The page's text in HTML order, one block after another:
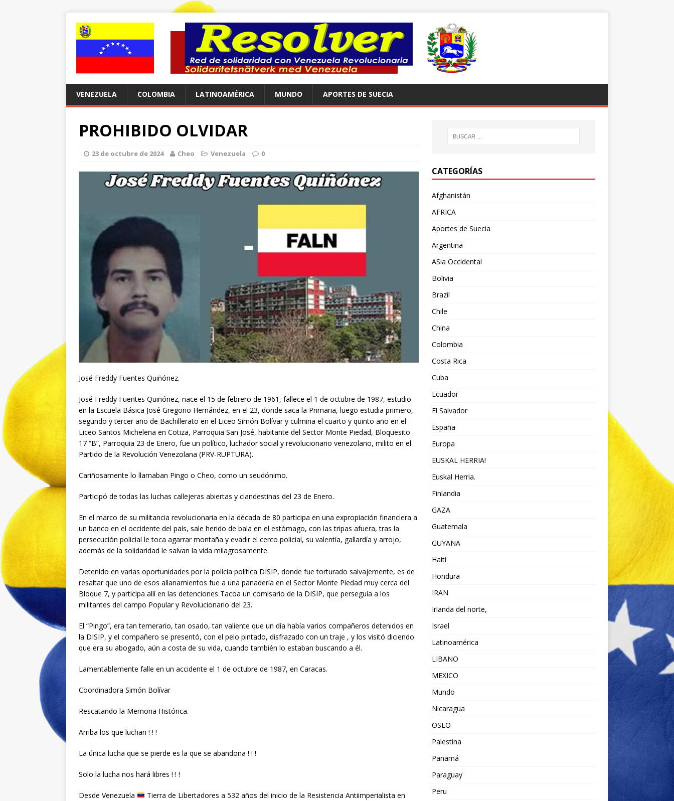
VENEZUELA COLOMBIA LATINOAMÉRICA MUNDO APORTES DE SUECIA
PROHIBIDO OLVIDAR
23 de octubre de 2024 Cheo Venezuela 0
José Freddy Fuentes Quiñónez.
José Freddy Fuentes Quiñónez, nace el 15 de febrero de 1961, fallece el 1 de octubre de 1987, estudio
en la Escuela Básica José Gregorio Hernández, en el 23, donde saca la Primaria, luego estudia primero,
segundo y tercer año de Bachillerato en el Liceo Simón Bolívar y culmina el cuarto y quinto año en el
Liceo Santos Michelena en Cotiza, Parroquia San José, habitante del Sector Monte Piedad, Bloquesito
17 “B”, Parroquia 23 de Enero, fue un político, luchador social y revolucionario venezolano, milito en el
Partido de la Revolución Venezolana (PRV-RUPTURA).
Cariñosamente lo llamaban Pingo o Cheo, como un seudónimo.
Participó de todas las luchas callejeras abiertas y clandestinas del 23 de Enero.
En el marco de su militancia revolucionaria en la década de 80 participa en una expropiación financiera a
un banco en el occidente del país, sale herido de bala en el estómago, con las tripas afuera, tras la
persecución policial le toca agarrar montaña y evadir el cerco policial, su valentía, gallardía y arrojo,
además de la solidaridad le salvan la vida milagrosamente.
Detenido en varias oportunidades por la policía política DISIP, donde fue torturado salvajemente, es de
resaltar que uno de esos allanamientos fue a una panadería en el Sector Monte Piedad muy cerca del
Bloque 7, y participa allí en las detenciones Tacoa un comisario de la DISIP, que perseguía a los
militantes del campo Popular y Revolucionario del 23.
El “Pingo”, era tan temerario, tan osado, tan valiente que un día había varios compañeros detenidos en
la DISIP, y el compañero se presentó, con el pelo pintado, disfrazado con un traje , y los visitó diciendo
que era su abogado, aún a costa de su vida, cuando también lo estaban buscando a él.
Lamentablemente falle en un accidente el 1 de octubre de 1987, en Caracas.
Coordinadora Simón Bolívar
Rescatando la Memoria Histórica.
Arriba los que luchan ! ! !
La única lucha que se pierde es la que se abandona ! ! !
Solo la lucha nos hará libres ! ! !
Desde Venezuela
Tierra de Libertadores a 532 años del inicio de la Resistencia Antiimperialista en
CATEGORÍAS
Afghanistán
AFRICA
Aportes de Suecia
Argentina
ASia Occidental
Bolivia
Brazil
Chile
China
Colombia
Costa Rica
Cuba
Ecuador
El Salvador
España
Europa
EUSKAL HERRIA!
Euskal Herria.
Finlandia
GAZA
Guatemala
GUYANA
Haiti
Hondura
IRAN
Irlanda del norte,
Israel
Latinoamérica
LIBANO
MEXICO
Mundo
Nicaragua
OSLO
Palestina
Panamá
Paraguay
Peru